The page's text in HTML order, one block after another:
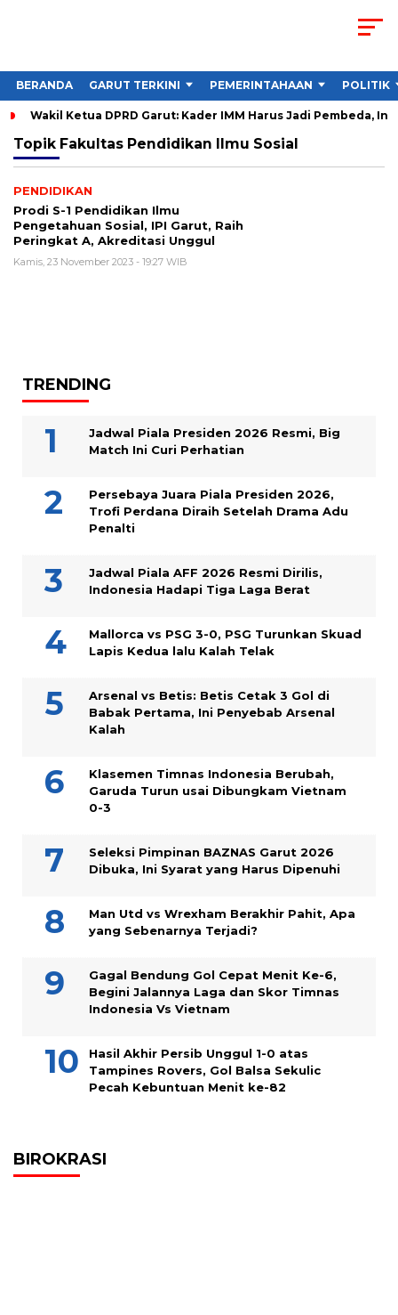
BERANDA GARUT TERKINI PEMERINTAHAAN POLITIK
Wakil Ketua DPRD Garut: Kader IMM Harus Jadi Pembeda, Ini
Topik Fakultas Pendidikan Ilmu Sosial
PENDIDIKAN
Prodi S-1 Pendidikan Ilmu
Pengetahuan Sosial, IPI Garut, Raih
Peringkat A, Akreditasi Unggul
Kamis, 23 November 2023 - 19:27 WIB
TRENDING
Jadwal Piala Presiden 2026 Resmi, Big
Match Ini Curi Perhatian
Persebaya Juara Piala Presiden 2026,
Trofi Perdana Diraih Setelah Drama Adu
Penalti
Jadwal Piala AFF 2026 Resmi Dirilis,
Indonesia Hadapi Tiga Laga Berat
Mallorca vs PSG 3-0, PSG Turunkan Skuad
Lapis Kedua lalu Kalah Telak
Arsenal vs Betis: Betis Cetak 3 Gol di
Babak Pertama, Ini Penyebab Arsenal
Kalah
Klasemen Timnas Indonesia Berubah,
Garuda Turun usai Dibungkam Vietnam
0-3
Seleksi Pimpinan BAZNAS Garut 2026
Dibuka, Ini Syarat yang Harus Dipenuhi
Man Utd vs Wrexham Berakhir Pahit, Apa
yang Sebenarnya Terjadi?
Gagal Bendung Gol Cepat Menit Ke-6,
Begini Jalannya Laga dan Skor Timnas
Indonesia Vs Vietnam
Hasil Akhir Persib Unggul 1-0 atas
Tampines Rovers, Gol Balsa Sekulic
Pecah Kebuntuan Menit ke-82
BIROKRASI